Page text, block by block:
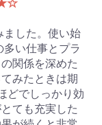
ました。使い始
い仕事とプラ
関係を深めた
みたときは期
どでしっかり効
ても充実した